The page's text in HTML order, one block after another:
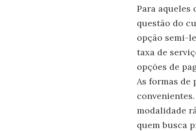
Para aqueles
questão do
opção semi-
taxa de
opções de
As formas de
modalidade
quem busca